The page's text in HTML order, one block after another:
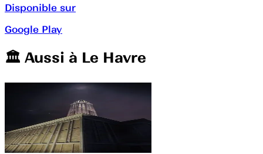
Disponible sur
Google Play
🏛️️ Aussi à Le Havre